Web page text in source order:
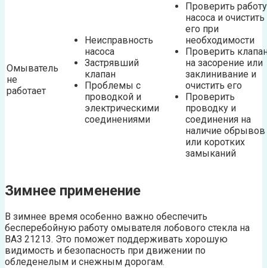
Омыватель
не
работает
Неисправность
насоса
Застрявший
клапан
Проблемы с
проводкой и
электрическими
соединениями
Проверить работу
насоса и очистить
его при
необходимости
Проверить
на засорение или
заклинивание и
очистить его
Проверить
проводку и
соединения на
наличие обрывов
или коротких
замыканий
Зимнее применение
В зимнее время особенно важно обеспечить
бесперебойную работу омывателя лобового стекла на
ВАЗ 21213. Это поможет поддерживать хорошую
видимость и безопасность при движении по
обледенелым и снежным дорогам.